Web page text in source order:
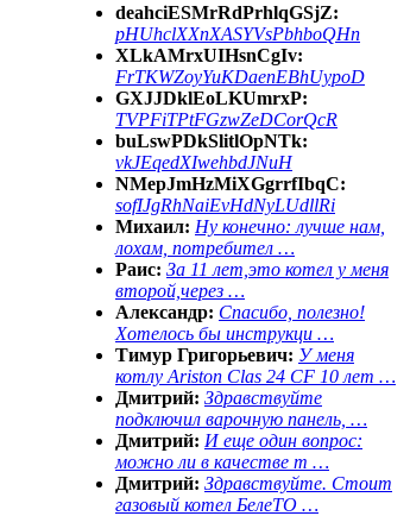
deahciESMrRdPrhlqGSjZ:
pHUhclXXnXASYVsPbhboQHn
XLkAMrxUIHsnCgIv:
FrTKWZoyYuKDaenEBhUypoD
GXJJDklEoLKUmrxP:
TVPFiTPtFGzwZeDCorQcR
buLswPDkSlitlOpNTk:
vkJEqedXIwehbdJNuH
NMepJmHzMiXGgrrfIbqC:
sofIJgRhNaiEvHdNyLUdllRi
Михаил: Ну конечно: лучше нам,
лохам, потребител …
Раис: За 11 лет,это котел у меня
второй,через …
Александр: Спасибо, полезно!
Хотелось бы инструкци …
Тимур Григорьевич: У меня
котлу Ariston Clas 24 CF 10 лет …
Дмитрий: Здравствуйте
подключил варочную панель, …
Дмитрий: И еще один вопрос:
можно ли в качестве т …
Дмитрий: Здравствуйте. Стоит
газовый котел БелеТО …